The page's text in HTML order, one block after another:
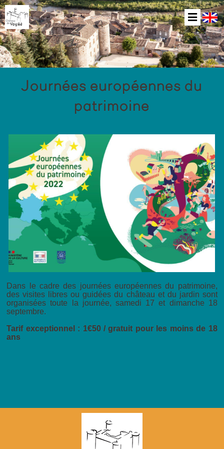
Journées européennes du
patrimoine
Dans le cadre des journées européennes du patrimoine,
des visites libres ou guidées du château et du jardin sont
organisées toute la journée, samedi 17 et dimanche 18
septembre.
Tarif exceptionnel : 1€50 / gratuit pour les moins de 18
ans